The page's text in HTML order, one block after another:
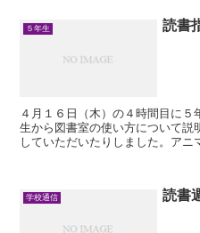
５年生 読書
４月１６日（木）の４時間目に
生から図書室の使い方について説
していただいたりしました。アニ
学校通信 読書